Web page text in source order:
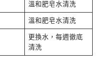
溫和肥皂水清洗
溫和肥皂水清洗
更換水，每週徹底
清洗